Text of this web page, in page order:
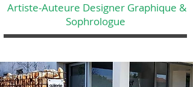
Artiste-Auteure Designer Graphique &
Sophrologue